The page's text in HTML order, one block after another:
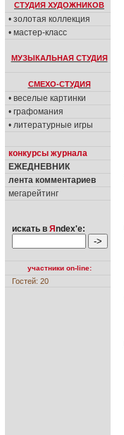
СТУДИЯ ХУДОЖНИКОВ
• золотая коллекция
• мастер-класс
МУЗЫКАЛЬНАЯ СТУДИЯ
СМЕХО-СТУДИЯ
• веселые картинки
• графомания
• литературные игры
конкурсы журнала
ЕЖЕДНЕВНИК
лента комментариев
мегарейтинг
искать в Я ndex'е:
участники on-line:
Гостей: 20